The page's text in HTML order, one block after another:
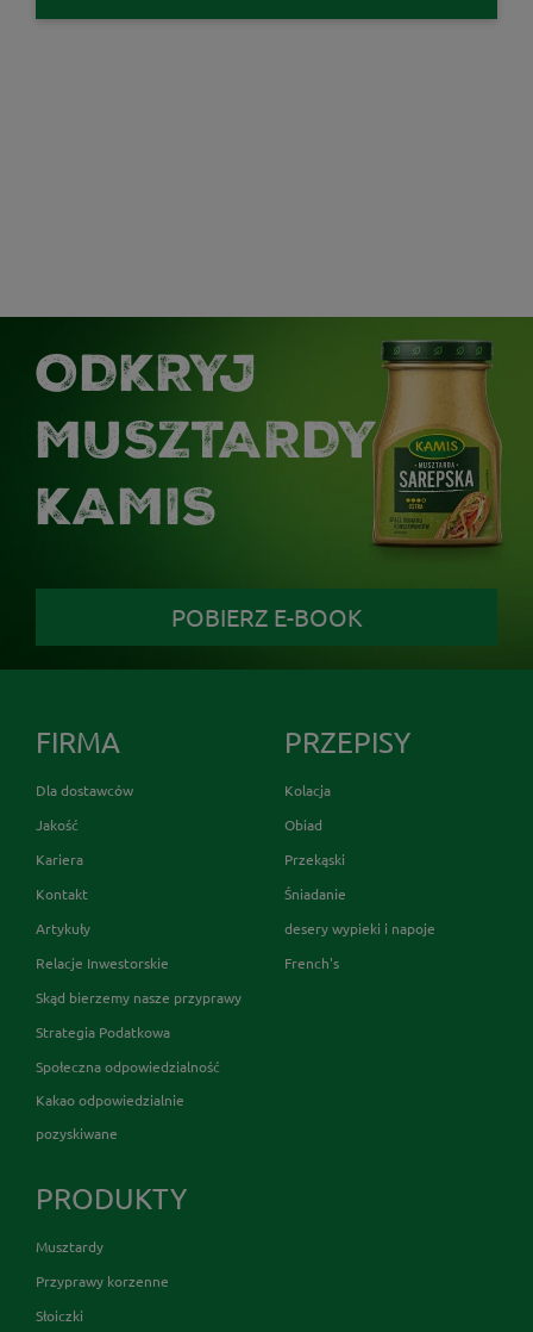
ODKRYJ
MUSZTARDY
KAMIS
POBIERZ E-BOOK
FIRMA
Dla dostawców
Jakość
Kariera
Kontakt
Artykuły
Relacje Inwestorskie
Skąd bierzemy nasze przyprawy
Strategia Podatkowa
Społeczna odpowiedzialność
Kakao odpowiedzialnie
pozyskiwane
PRZEPISY
Kolacja
Obiad
Przekąski
Śniadanie
desery wypieki i napoje
French's
PRODUKTY
Musztardy
Przyprawy korzenne
Słoiczki